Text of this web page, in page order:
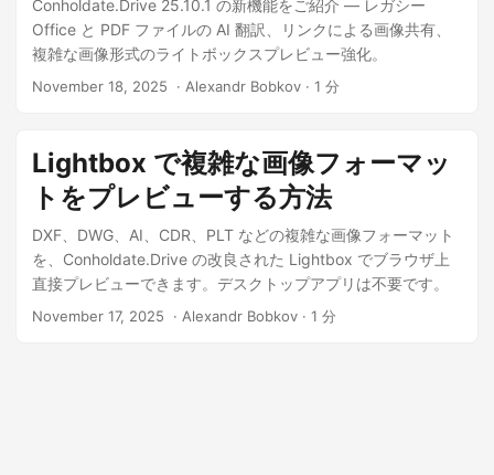
Conholdate.Drive 25.10.1 の新機能をご紹介 — レガシー
Office と PDF ファイルの AI 翻訳、リンクによる画像共有、
複雑な画像形式のライトボックスプレビュー強化。
November 18, 2025 ‎ · Alexandr Bobkov · 1 分
Lightbox で複雑な画像フォーマッ
トをプレビューする方法
DXF、DWG、AI、CDR、PLT などの複雑な画像フォーマット
を、Conholdate.Drive の改良された Lightbox でブラウザ上
直接プレビューできます。デスクトップアプリは不要です。
November 17, 2025 ‎ · Alexandr Bobkov · 1 分